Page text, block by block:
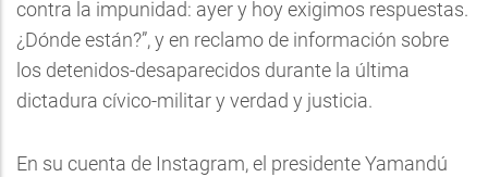
contra la impunidad: ayer y hoy exigimos respuestas.
¿Dónde están?”, y en reclamo de información sobre
los detenidos-desaparecidos durante la última
dictadura cívico-militar y verdad y justicia.
En su cuenta de Instagram, el presidente Yamandú